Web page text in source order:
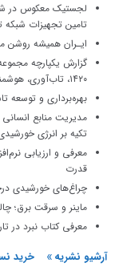
لجستیک معکوس در
تامین تجهیزات شبکه
ایـران همیشه روشن
گزارش یکپارچه
۱۴۲۰، تاب‌آوری، هوشمندسازی و یکپارچه‌سازی انرژی
بهره‌برداری و
مدیریت منابع
تکیه بر انرژی
قدرت
چراغ‌های خورشیدی
ماینر و سرقت برق؛
معرفی کتاب نبرد در
آرشیو نشریه خرید